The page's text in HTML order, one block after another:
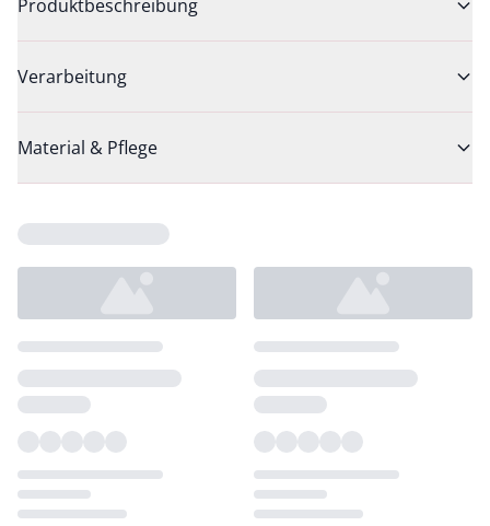
Produktbeschreibung
Verarbeitung
Material & Pflege